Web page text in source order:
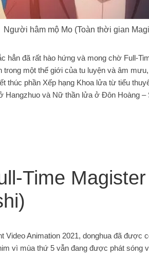
Người hâm mộ Mo (Toàn thời gian
hẳn đã rất hào hứng và mong chờ Full-
trong một thế giới của tu luyện và âm
thúc phần Xếp hạng Khoa lửa từ tiểu
Hangzhuo và Nữ thần lửa ở Đôn Hoàng
Time
Video Animation 2021, donghua đã được
vì mùa thứ 5 vẫn đang được phát sóng